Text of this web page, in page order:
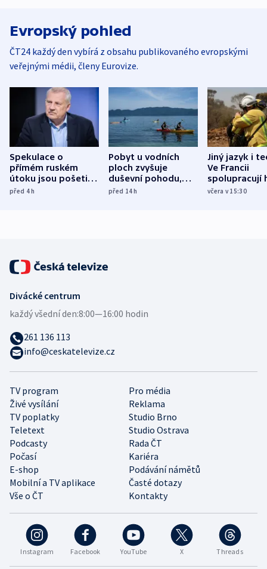
Evropský pohled
ČT24 každý den vybírá z obsahu publikovaného evropskými
veřejnými médii, členy Eurovize.
Spekulace o
přímém ruském
útoku jsou pošetilé,
míní estonský
před 4h
Pobyt u vodních
ploch zvyšuje
duševní pohodu,
ukázala
před 14h
Jiný jazyk i
Ve Francii
spolupracují
různých zemí
včera v 15:30
Instagram Facebook YouTube X Threads
TV program
Pro média
Živé vysílání
Reklama
TV poplatky
Studio Brno
Teletext
Studio Ostrava
Podcasty
Rada ČT
Počasí
Kariéra
E-shop
Podávání námětů
Mobilní a TV aplikace
Časté dotazy
Vše o ČT
Kontakty
Divácké centrum
každý všední den:8:00—16:00 hodin
261 136 113
info@ceskatelevize.cz